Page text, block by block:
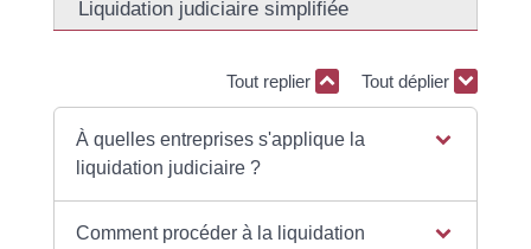
Liquidation judiciaire simplifiée
Tout replier Tout déplier
À quelles entreprises s'applique la
liquidation judiciaire ?
Comment procéder à la liquidation